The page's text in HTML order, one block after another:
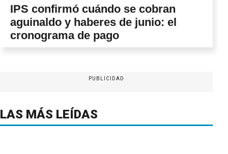
IPS confirmó cuándo se cobran
aguinaldo y haberes de junio: el
cronograma de pago
PUBLICIDAD
LAS MÁS LEÍDAS